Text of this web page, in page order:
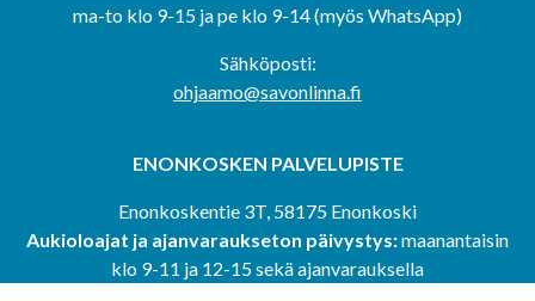
ma-to klo 9-15 ja pe klo 9-14 (myös WhatsApp)
Sähköposti:
ohjaamo@savonlinna.fi
ENONKOSKEN PALVELUPISTE
Enonkoskentie 3T, 58175 Enonkoski
Aukioloajat ja ajanvaraukseton päivystys:maanantaisin
klo 9-11 ja 12-15 sekä ajanvarauksella